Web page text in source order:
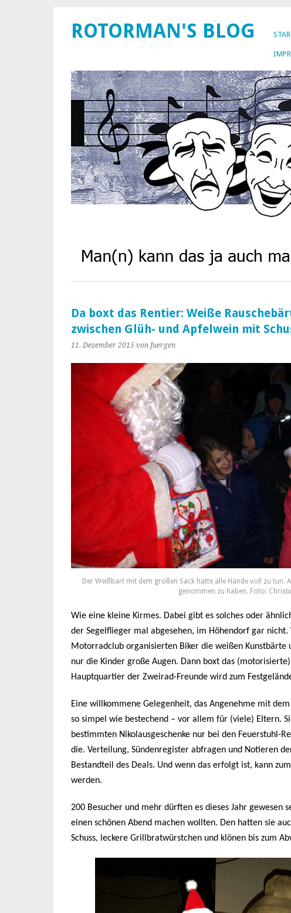
ROTORMAN'S BLOG
Da boxt das Rentier: Weiße
zwischen Glüh- und Apfelwein mit
11. Dezember 2015 von Juergen
Der Weißbart mit dem großen Sack hatte alle Hände voll zu tun.
genommen zu haben. Foto:
Wie eine kleine Kirmes. Dabei gibt es solches oder
der Segelflieger mal abgesehen, im Höhendorf gar
Motorradclub organisierten Biker die weißen Kunstbärte
nur die Kinder große Augen. Dann boxt das
Hauptquartier der Zweirad-Freunde wird zum
Eine willkommene Gelegenheit, das Angenehme mit
so simpel wie bestechend – vor allem für (viele) Eltern.
bestimmten Nikolausgeschenke nur bei den Feuerstuhl-
die. Verteilung, Sündenregister abfragen und Notieren
Bestandteil des Deals. Und wenn das erfolgt ist, kann
werden.
200 Besucher und mehr dürften es dieses Jahr gewesen
einen schönen Abend machen wollten. Den hatten sie
Schuss, leckere Grillbratwürstchen und klönen bis zum